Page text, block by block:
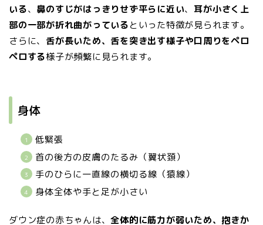
いる、 鼻のすじがはっきりせず平らに近い、耳が小さく上
部の一部が折れ曲がっているといった特徴が見られます。
さらに、 舌が長いため、舌を突き出す様子や口周りをペロ
ペロする様子が頻繁に見られます。
身体
低緊張
首の後方の皮膚のたるみ（翼状頚）
手のひらに一直線の横切る線（猿線）
身体全体や手と足が小さい
ダウン症の赤ちゃんは、全体的に筋力が弱いため、抱きか